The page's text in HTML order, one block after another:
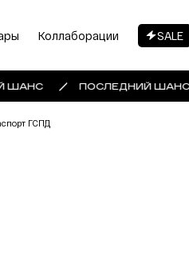
Коллаборации SALE
ШАНС ПОСЛЕДНИЙ ШАНС
ГСПД